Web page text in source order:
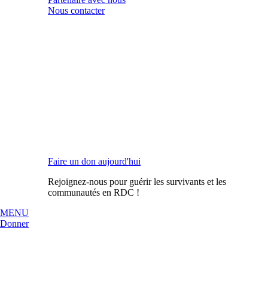
Nous contacter
Faire un don aujourd'hui
Rejoignez-nous pour guérir les survivants et les
communautés en RDC !
MENU
Donner